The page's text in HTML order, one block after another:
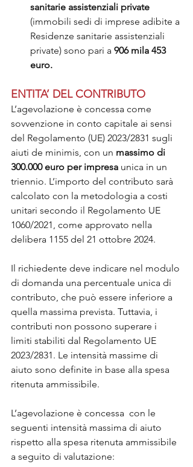
sanitarie assistenziali private
(immobili sedi di imprese adibite a
Residenze sanitarie assistenziali
private) sono pari a 906 mila 453
euro.
ENTITA’ DEL CONTRIBUTO
L’agevolazione è concessa come
sovvenzione in conto capitale ai sensi
del Regolamento (UE) 2023/2831 sugli
aiuti de minimis, con un massimo di
300.000 euro per impresa unica in un
triennio. L’importo del contributo sarà
calcolato con la metodologia a costi
unitari secondo il Regolamento UE
1060/2021, come approvato nella
delibera 1155 del 21 ottobre 2024.
Il richiedente deve indicare nel modulo
di domanda una percentuale unica di
contributo, che può essere inferiore a
quella massima prevista. Tuttavia, i
contributi non possono superare i
limiti stabiliti dal Regolamento UE
2023/2831. Le intensità massime di
aiuto sono definite in base alla spesa
ritenuta ammissibile.
L’agevolazione è concessa  con le
seguenti intensità massima di aiuto
rispetto alla spesa ritenuta ammissibile
a seguito di valutazione: